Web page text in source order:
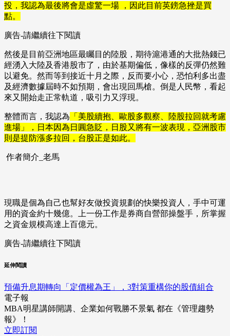
投，我認為最後將會是虛驚一場 ，因此目前英鎊急挫是買
點。
廣告-請繼續往下閱讀
然後是目前亞洲地區最矚目的陸股，期待滬港通的大批熱錢已
經湧入大陸及香港股市了，由於基期偏低，像樣的反彈仍然難
以避免。然而等到接近十月之際，反而要小心，恐怕利多出盡
及經濟數據屆時不如預期，會出現回馬槍。倒是人民幣，看起
來又開始走正常軌道，吸引力又浮現。
整體而言，我認為 「美股續抱、歐股多觀察、陸股拉回就考慮
進場」，日本因為日圓急貶，日股又將有一波表現，亞洲股市
則是提防漲多拉回，台股正是如此。
作者簡介_老馬
現職是個為自己也幫好友做投資規劃的快樂投資人，手中可運
用的資金約十幾億。上一份工作是券商自營部操盤手，所掌握
之資金規模高達上百億元。
廣告-請繼續往下閱讀
延伸閱讀
預備升息期轉向「定價權為王」，3對策重構你的股債組合
電子報
MBA明星講師開講、企業如何戰勝不景氣 都在《管理趨勢
報》！
立即訂閱